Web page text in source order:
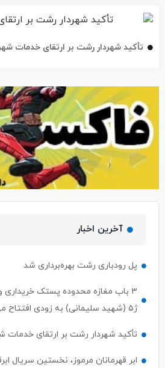
تأکید شهردار رشت بر ارتقای خدمات
آخرین اخبار
پل رودباری رشت بهره‌برداری شد
۳ باب مغازه محدوده پستک
ژ۵ (شهید سلیمانی) به زودی افتتاح می‌شود
تأکید شهردار رشت بر ارتقای خدمات
ابر قهرمانان مرموز، نخستین سریال